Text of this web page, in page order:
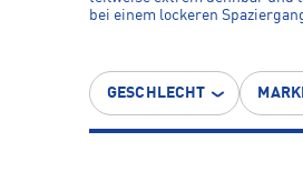
bei einem lockeren
GESCHLECHT